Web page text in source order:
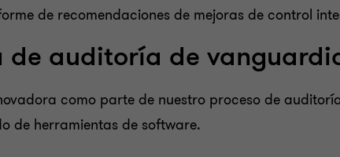
de recomendaciones de mejoras de control
de auditoría de
como parte de nuestro proceso de
de herramientas de software.